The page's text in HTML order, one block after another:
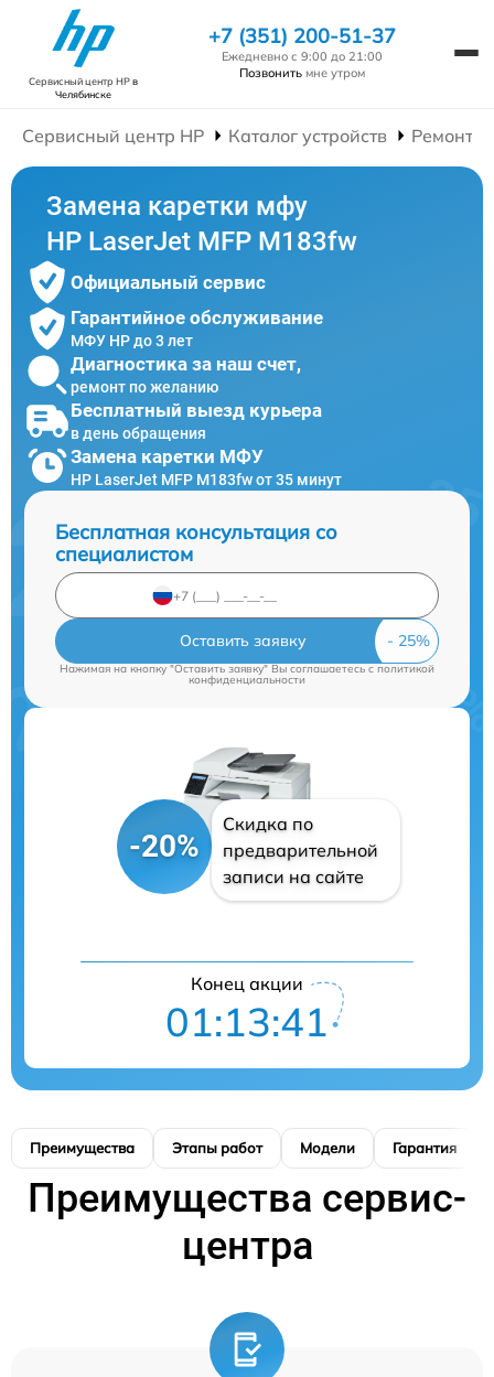
Сервисный центр HPв
Челябинске
+7 (351) 200-51-37
Ежедневно с 9:00 до 21:00
Позвонить мне утром
Сервисный центр HP Каталог устройств Ремонт
Замена каретки мфу
HP LaserJet MFP M183fw
Официальный сервис
Гарантийное обслуживание
МФУ HP до 3 лет
Диагностика за наш счет,
ремонт по желанию
Бесплатный выезд курьера
в день обращения
Замена каретки МФУ
HP LaserJet MFP M183fw от 35 минут
Бесплатная консультация со
специалистом
Оставить заявку
Нажимая на кнопку "Оставить заявку" Вы соглашаетесь cполитикой
конфиденциальности
-20%
Скидка по
предварительной
записи на сайте
Конец акции
01:13:40
Преимущества Этапы работ Модели Гарантия
Преимущества сервис-
центра